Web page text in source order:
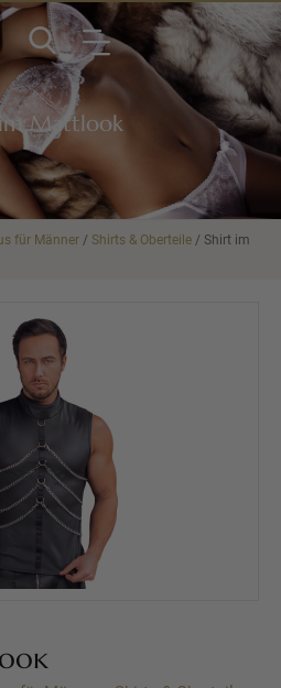
Mattlook
für Männer / Shirts & Oberteile / Shirt im